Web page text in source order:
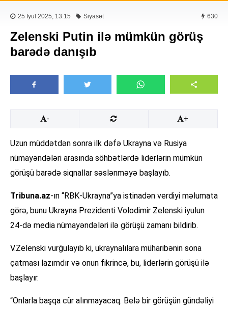
25 İyul 2025, 13:15 Siyasət 630
Zelenski Putin ilə mümkün görüş
barədə danışıb
- +
Uzun müddətdən sonra ilk dəfə Ukrayna və Rusiya
nümayəndələri arasında söhbətlərdə liderlərin mümkün
görüşü barədə siqnallar səslənməyə başlayıb.
Tribuna.az-ın “RBK-Ukrayna”ya istinadən verdiyi məlumata
görə, bunu Ukrayna Prezidenti Volodimir Zelenski iyulun
24-də media nümayəndələri ilə görüşü zamanı bildirib.
V.Zelenski vurğulayıb ki, ukraynalılara müharibənin sona
çatması lazımdır və onun fikrincə, bu, liderlərin görüşü ilə
başlayır.
“Onlarla başqa cür alınmayacaq. Belə bir görüşün gündəliyi